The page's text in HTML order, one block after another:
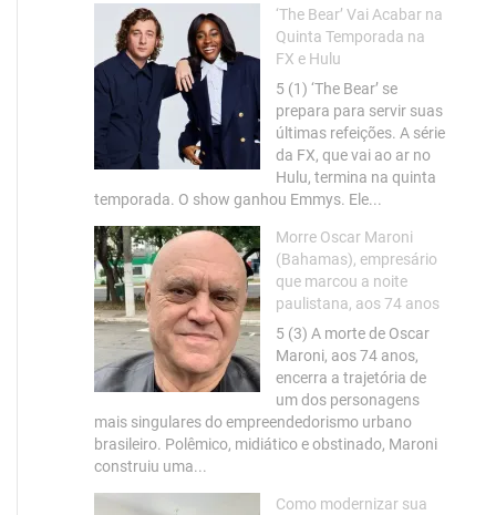
‘The Bear’ Vai Acabar na
Quinta Temporada na
FX e Hulu
5 (1) ‘The Bear’ se
prepara para servir suas
últimas refeições. A série
da FX, que vai ao ar no
Hulu, termina na quinta
temporada. O show ganhou Emmys. Ele...
Morre Oscar Maroni
(Bahamas), empresário
que marcou a noite
paulistana, aos 74 anos
5 (3) A morte de Oscar
Maroni, aos 74 anos,
encerra a trajetória de
um dos personagens
mais singulares do empreendedorismo urbano
brasileiro. Polêmico, midiático e obstinado, Maroni
construiu uma...
Como modernizar sua